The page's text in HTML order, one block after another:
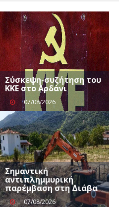
Σύσκεψη-συζήτηση του
ΚΚΕ στο Αρδάνι
07/08/2026
Σημαντική
αντιπλημμυρική
παρέμβαση στη Διάβα
07/08/2026